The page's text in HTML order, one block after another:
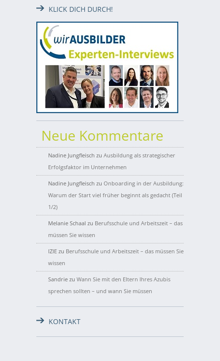
KLICK DICH DURCH!
Neue Kommentare
Nadine Jungfleisch zu Ausbildung als strategischer
Erfolgsfaktor im Unternehmen
Nadine Jungfleisch zu Onboarding in der Ausbildung:
Warum der Start viel früher beginnt als gedacht (Teil
1/2)
Melanie Schaal zu Berufsschule und Arbeitszeit – das
müssen Sie wissen
IZIE zu Berufsschule und Arbeitszeit – das müssen Sie
wissen
Sandrie zu Wann Sie mit den Eltern Ihres Azubis
sprechen sollten – und wann Sie müssen
KONTAKT